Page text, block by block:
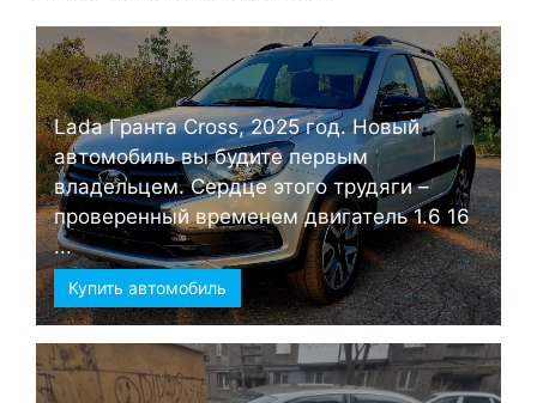
Lada Гранта Cross, 2025 год. Новый
автомобиль вы будите первым
владельцем. Сердце этого трудяги –
проверенный временем двигатель 1.6 16
...
Купить автомобиль